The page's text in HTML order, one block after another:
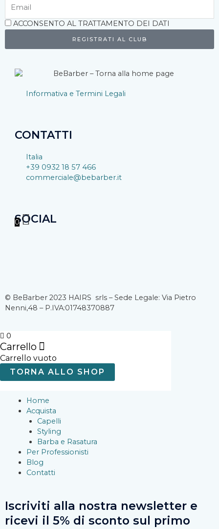
Accettazione
ACCONSENTO AL TRATTAMENTO DEI DATI
REGISTRATI AL CLUB
Informativa e Termini Legali
CONTATTI
Italia
+39 0932 18 57 466
commerciale@bebarber.it
SOCIAL
c
e
b
o
o
k
-
f
s
g
a
m
u
b
0
© BeBarber 2023 HAIRS srls – Sede Legale: Via Pietro
Nenni,48 – P.IVA:01748370887
0
Carrello
Carrello vuoto
TORNA ALLO SHOP
Home
Acquista
Capelli
Styling
Barba e Rasatura
Per Professionisti
Blog
Contatti
Iscriviti alla nostra newsletter e
ricevi il 5% di sconto sul primo